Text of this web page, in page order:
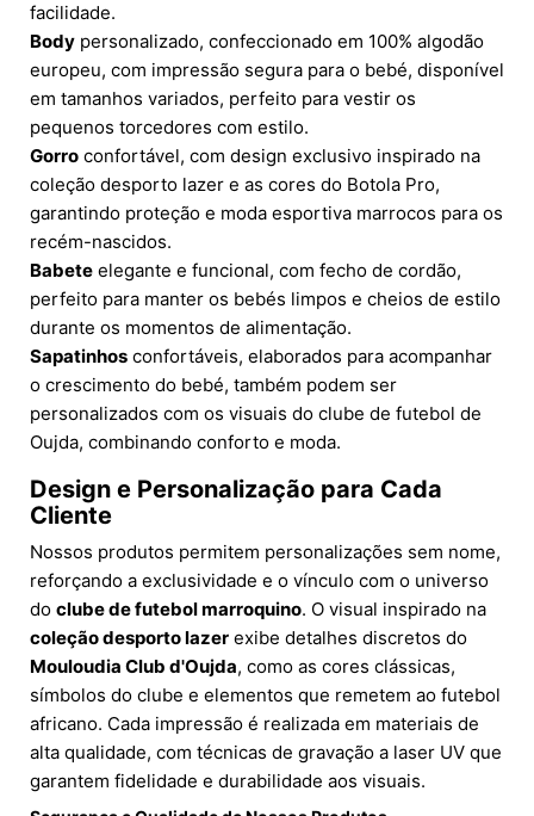
facilidade.
Body personalizado, confeccionado em 100% algodão
europeu, com impressão segura para o bebé, disponível
em tamanhos variados, perfeito para vestir os
pequenos torcedores com estilo.
Gorro confortável, com design exclusivo inspirado na
coleção desporto lazer e as cores do Botola Pro,
garantindo proteção e moda esportiva marrocos para os
recém-nascidos.
Babete elegante e funcional, com fecho de cordão,
perfeito para manter os bebés limpos e cheios de estilo
durante os momentos de alimentação.
Sapatinhos confortáveis, elaborados para acompanhar
o crescimento do bebé, também podem ser
personalizados com os visuais do clube de futebol de
Oujda, combinando conforto e moda.
Design e Personalização para Cada
Cliente
Nossos produtos permitem personalizações sem nome,
reforçando a exclusividade e o vínculo com o universo
do clube de futebol marroquino. O visual inspirado na
coleção desporto lazer exibe detalhes discretos do
Mouloudia Club d'Oujda, como as cores clássicas,
símbolos do clube e elementos que remetem ao futebol
africano. Cada impressão é realizada em materiais de
alta qualidade, com técnicas de gravação a laser UV que
garantem fidelidade e durabilidade aos visuais.